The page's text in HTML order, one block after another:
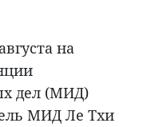
на
дел (МИД)
МИД Ле Тхи